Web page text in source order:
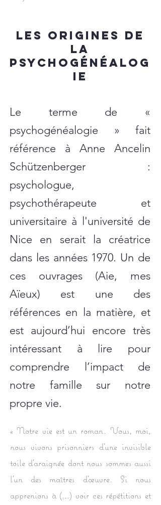
les origines de
la
psychogénéalog
ie
Le terme de «
psychogénéalogie » fait
référence à Anne Ancelin
Schützenberger :
psychologue,
psychothérapeute et
universitaire à l'université de
Nice en serait la créatrice
dans les années 1970. Un de
ces ouvrages (Aie, mes
Aïeux) est une des
références en la matière, et
est aujourd’hui encore très
intéressant à lire pour
comprendre l’impact de
notre famille sur notre
propre vie.
« Notre vie est un roman. Vous, moi,
nous vivons prisonniers d'une invisible
toile d'araignée dont nous sommes aussi
l'un des maîtres d'œuvre. Si nous
apprenions à (...) voir ces répétitions et